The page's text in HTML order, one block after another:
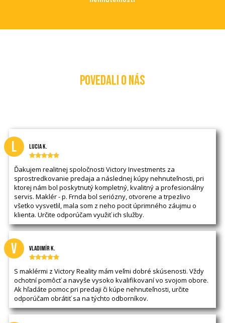
POVEDALI O NÁS
L Lucia K.
Ďakujem realitnej spoločnosti Victory Investments za
sprostredkovanie predaja a následnej kúpy nehnuteľnosti, pri
ktorej nám bol poskytnutý kompletný, kvalitný a profesionálny
servis. Maklér - p. Frnda bol seriózny, otvorene a trpezlivo
všetko vysvetlil, mala som z neho pocit úprimného záujmu o
klienta. Určite odporúčam využiť ich služby.
V VLADIMÍR K.
S maklérmi z Victory Reality mám veľmi dobré skúsenosti. Vždy
ochotní pomôcť a navyše vysoko kvalifikovaní vo svojom obore.
Ak hľadáte pomoc pri predaji či kúpe nehnuteľnosti, určite
odporúčam obrátiť sa na týchto odborníkov.